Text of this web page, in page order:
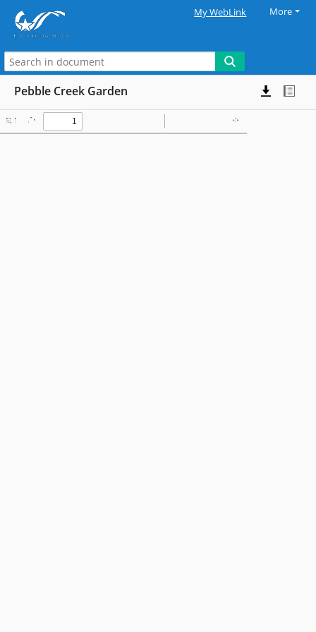
My WebLink More
Pebble Creek Garden